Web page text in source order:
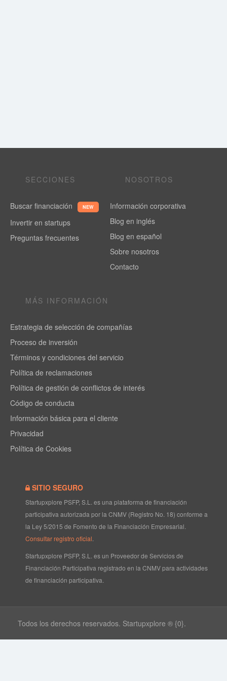
SECCIONES
Buscar financiación NEW
Invertir en startups
Preguntas frecuentes
NOSOTROS
Información corporativa
Blog en inglés
Blog en español
Sobre nosotros
Contacto
MÁS INFORMACIÓN
Estrategia de selección de compañías
Proceso de inversión
Términos y condiciones del servicio
Política de reclamaciones
Política de gestión de conflictos de interés
Código de conducta
Información básica para el cliente
Privacidad
Política de Cookies
SITIO SEGURO
Startupxplore PSFP, S.L. es una plataforma de financiación
participativa autorizada por la CNMV (Registro No. 18) conforme a
la Ley 5/2015 de Fomento de la Financiación Empresarial.
Consultar registro oficial
Startupxplore PSFP, S.L. es un Proveedor de Servicios de
Financiación Participativa registrado en la CNMV para actividades
de financiación participativa.
Todos los derechos reservados. Startupxplore ® {0}.